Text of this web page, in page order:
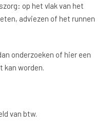
op het vlak van het
adviezen of het runnen
onderzoeken of hier een
kan worden.
van btw.